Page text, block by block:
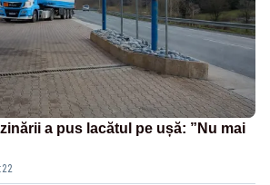
a pus lacătul pe ușă: ”Nu mai